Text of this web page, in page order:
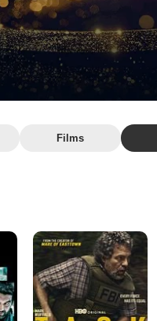
Films